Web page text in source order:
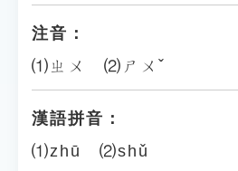
注音：
⑴ㄓㄨ ⑵ㄕㄨˇ
漢語拼音：
⑴zhū ⑵shǔ